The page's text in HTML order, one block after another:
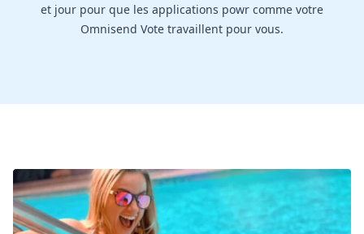
et jour pour que les applications powr comme votre
Omnisend Vote travaillent pour vous.